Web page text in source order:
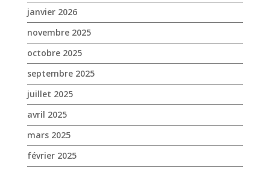
janvier 2026
novembre 2025
octobre 2025
septembre 2025
juillet 2025
avril 2025
mars 2025
février 2025